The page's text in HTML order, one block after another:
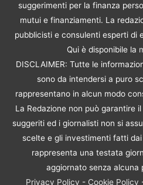
suggerimenti per la finanza
mutui e finanziamenti. La
pubblicisti e consulenti esperti di
Qui è disponibile la
DISCLAIMER: Tutte le
sono da intendersi a puro
rappresentano in alcun modo
La Redazione non può garantire
suggeriti ed i giornalisti non si
scelte e gli investimenti fatti
rappresenta una testata
aggiornato senza alcuna
Privacy Policy - Cookie Policy